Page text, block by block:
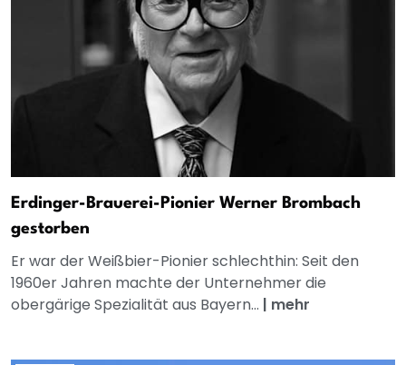
Erdinger-Brauerei-Pionier Werner Brombach
gestorben
Er war der Weißbier-Pionier schlechthin: Seit den
1960er Jahren machte der Unternehmer die
obergärige Spezialität aus Bayern... | mehr